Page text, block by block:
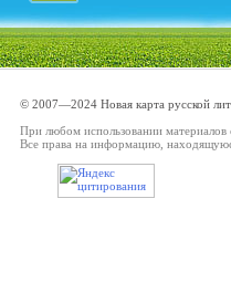
© 2007—2024 Новая карта русской
При любом использовании материалов
Все права на информацию,